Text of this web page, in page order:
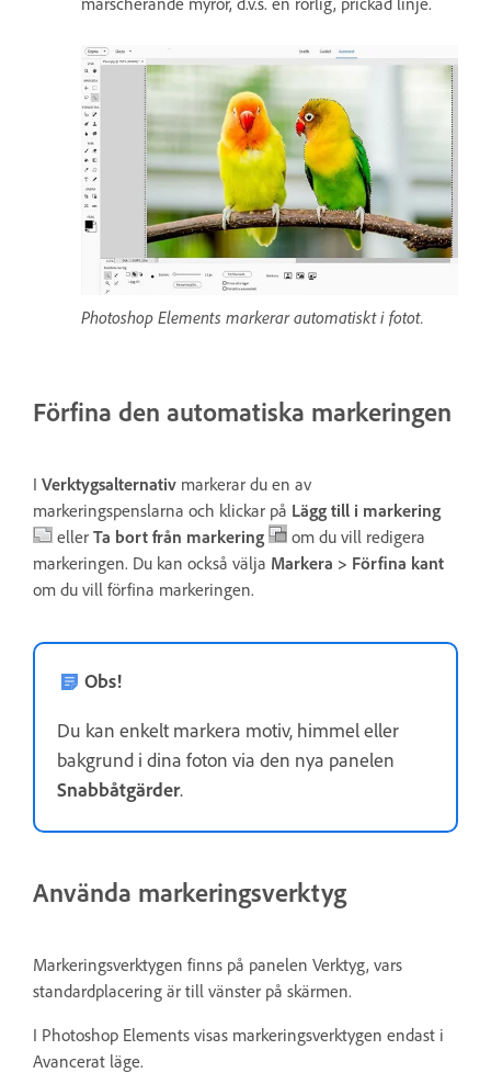
Photoshop Elements markerar automatiskt i fotot.
Förfina den automatiska markeringen
I Verktygsalternativ markerar du en av
markeringspenslarna och klickar på Lägg till i markering
eller Ta bort från markering
om du vill redigera
markeringen. Du kan också välja Markera > Förfina kant
om du vill förfina markeringen.
Obs!
Du kan enkelt markera motiv, himmel eller
bakgrund i dina foton via den nya panelen
Snabbåtgärder.
Använda markeringsverktyg
Markeringsverktygen finns på panelen Verktyg, vars
standardplacering är till vänster på skärmen.
I Photoshop Elements visas markeringsverktygen endast i
Avancerat läge.